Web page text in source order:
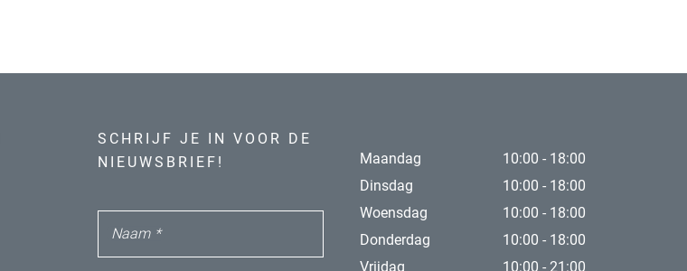
SCHRIJF JE IN VOOR DE
NIEUWSBRIEF!
Naam *
Maandag
10:00 - 18:00
Dinsdag
10:00 - 18:00
Woensdag
10:00 - 18:00
Donderdag
10:00 - 18:00
Vrijdag
10:00 - 21:00